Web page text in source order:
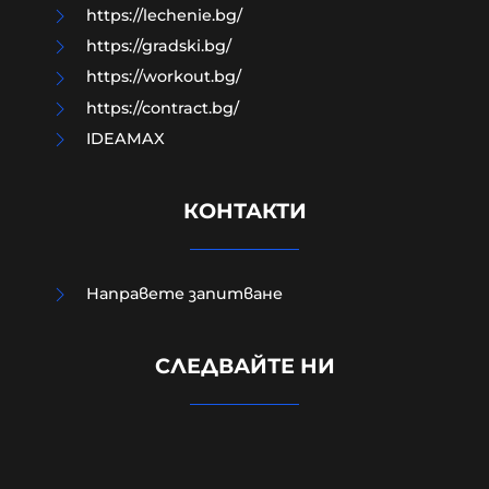
показа кой изпревари Зеленски по
https://lechenie.bg/
https://gradski.bg/
https://workout.bg/
https://contract.bg/
IDEAMAX
КОНТАКТИ
Направете запитване
СЛЕДВАЙТЕ НИ